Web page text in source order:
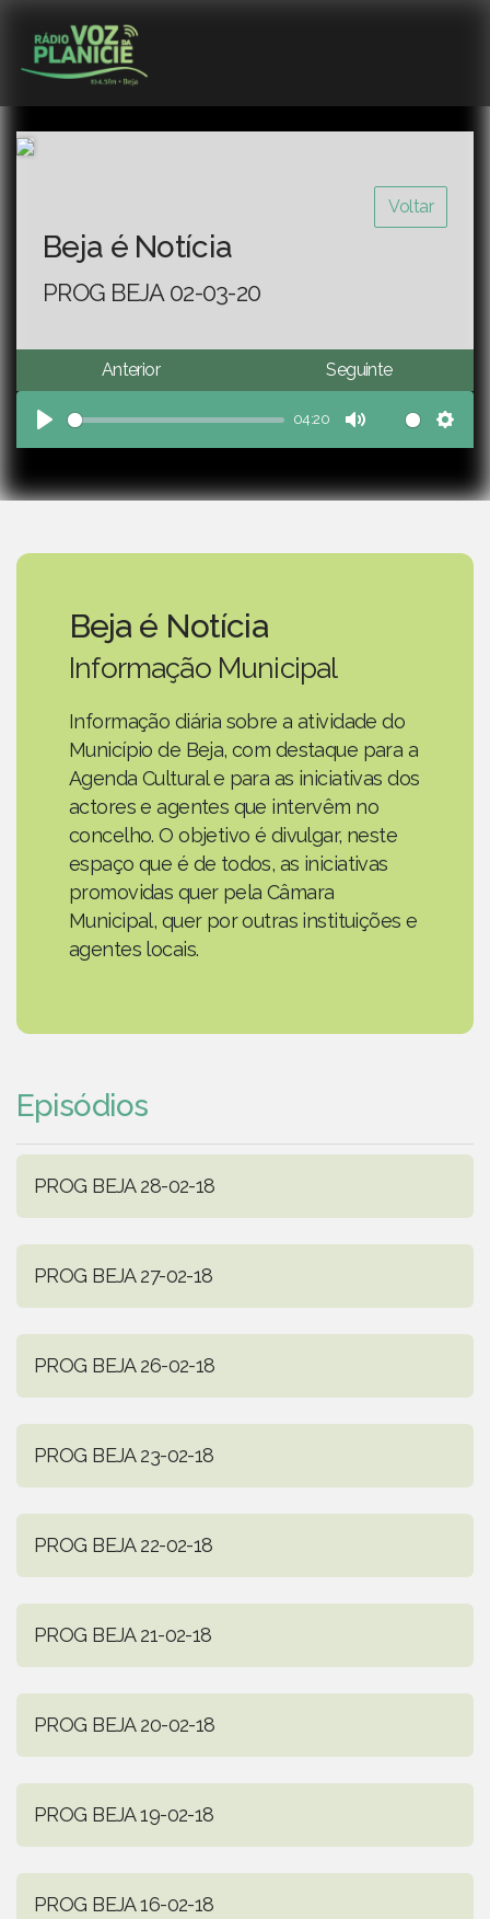
Voltar
Beja é Notícia
PROG BEJA 02-03-20
Anterior Seguinte
Play
04:20
Mute
Beja é Notícia
Informação Municipal
Informação diária sobre a atividade do
Município de Beja, com destaque para a
Agenda Cultural e para as iniciativas dos
actores e agentes que intervêm no
concelho. O objetivo é divulgar, neste
espaço que é de todos, as iniciativas
promovidas quer pela Câmara
Municipal, quer por outras instituições e
agentes locais.
Episódios
PROG BEJA 28-02-18
PROG BEJA 27-02-18
PROG BEJA 26-02-18
PROG BEJA 23-02-18
PROG BEJA 22-02-18
PROG BEJA 21-02-18
PROG BEJA 20-02-18
PROG BEJA 19-02-18
PROG BEJA 16-02-18